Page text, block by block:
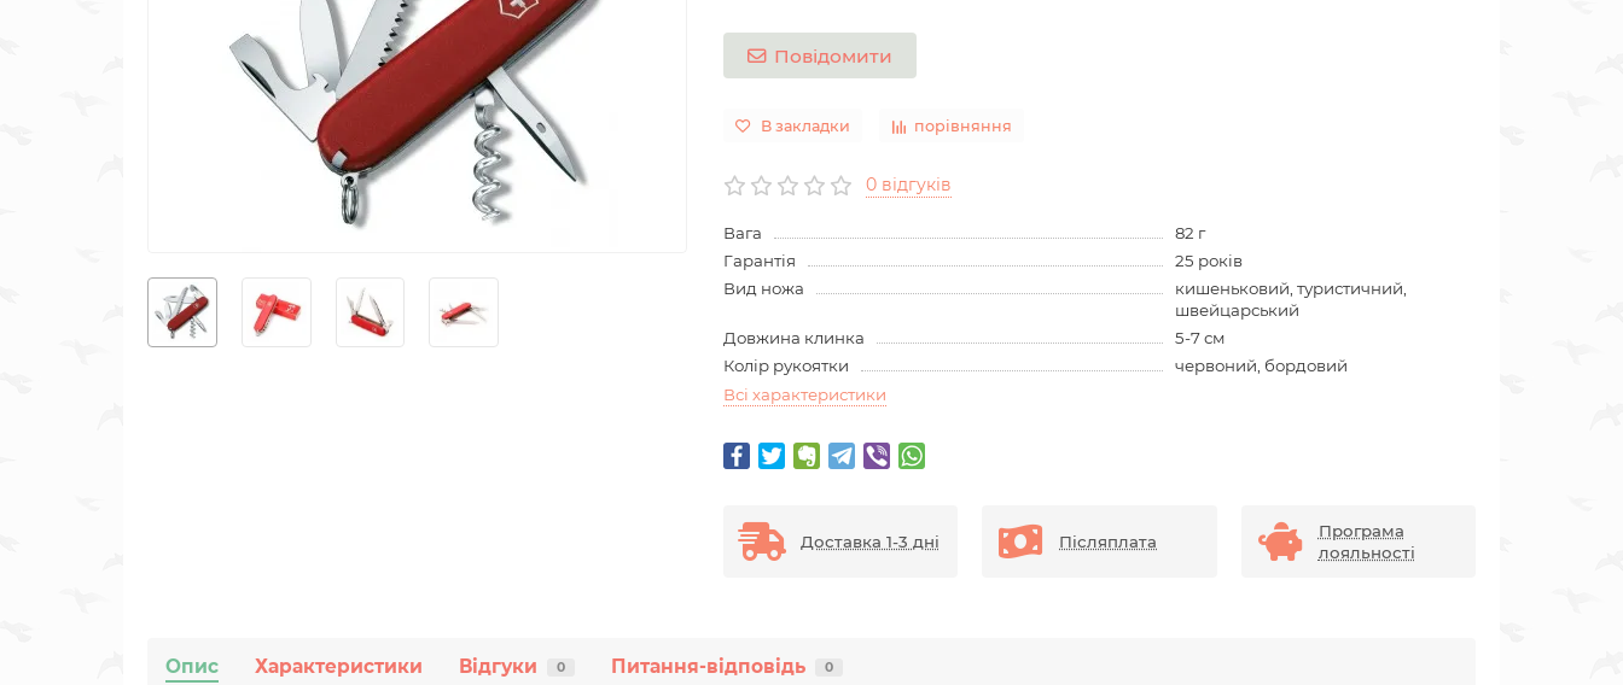
Повідомити
В закладки порівняння
0 відгуків
Вага
82 г
Гарантія
25 років
Вид ножа
кишеньковий, туристичний,
швейцарський
Довжина клинка
5-7 см
Колір рукоятки
червоний, бордовий
Всі характеристики
Доставка 1-3 дні Післяплата
Програма
лояльності
Опис Характеристики Відгуки 0 Питання-відповідь 0